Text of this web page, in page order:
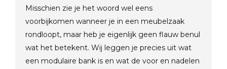
Misschien zie je het woord wel eens
voorbijkomen wanneer je in een meubelzaak
rondloopt, maar heb je eigenlijk geen flauw benul
wat het betekent. Wij leggen je precies uit wat
een modulaire bank is en wat de voor en nadelen